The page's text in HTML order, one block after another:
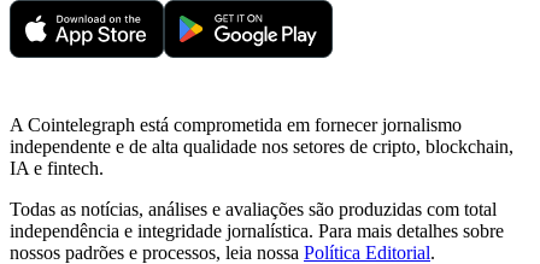
A Cointelegraph está comprometida em fornecer jornalismo
independente e de alta qualidade nos setores de cripto, blockchain,
IA e fintech.
Todas as notícias, análises e avaliações são produzidas com total
independência e integridade jornalística. Para mais detalhes sobre
nossos padrões e processos, leia nossa Política Editorial.